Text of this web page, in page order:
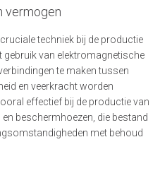
vermogen
techniek bij de productie
van elektromagnetische
te maken tussen
en veerkracht worden
effectief bij de productie van
beschermhoezen, die bestand
met behoud